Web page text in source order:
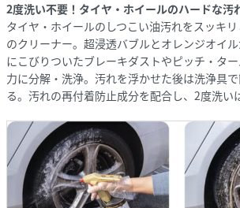
2度洗い不要！タイヤ・ホイールのハードな汚
タイヤ・ホイールのしつこい油汚れをスッキ
のクリーナー。超浸透バブルとオレンジオイ
にこびりついたブレーキダストやピッチ・タ
力に分解・洗浄。汚れを浮かせた後は洗浄具
る。汚れの再付着防止成分を配合し、2度洗い